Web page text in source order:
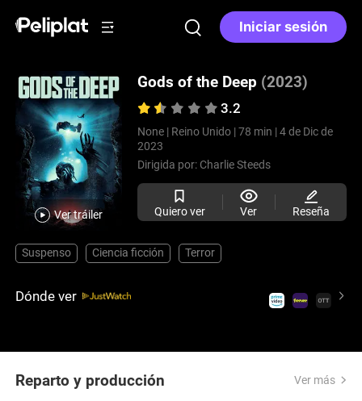
Iniciar sesión
Ver tráiler
Gods of the Deep (2023)
3.2
None | Reino Unido | 78 min | 4 de Dic de
2023
Dirigida por: Charlie Steeds
Quiero ver Ver Reseña
Suspenso Ciencia ficción Terror
Dónde ver
Reparto y producción Ver más